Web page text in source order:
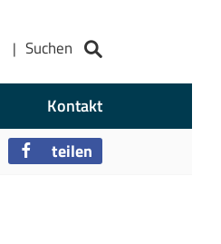
Suchen
Kontakt
teilen